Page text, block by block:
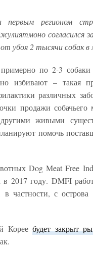
первым регионом
согласился
убоя 2 тысячи собак в
по 2-3
избивают – такая
различных
продажи собачьего
живыми
помочь
Dog Meat Free
2017 году. DMFI
частности, с
Корее будет закрыт